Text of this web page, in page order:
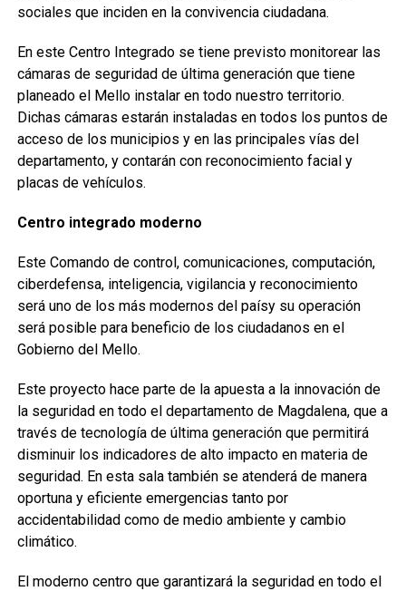
sociales que inciden en la convivencia ciudadana.
En este Centro Integrado se tiene previsto monitorear las
cámaras de seguridad de última generación que tiene
planeado el Mello instalar en todo nuestro territorio.
Dichas cámaras estarán instaladas en todos los puntos de
acceso de los municipios y en las principales vías del
departamento, y contarán con reconocimiento facial y
placas de vehículos.
Centro integrado moderno
Este Comando de control, comunicaciones, computación,
ciberdefensa, inteligencia, vigilancia y reconocimiento
será uno de los más modernos del paísy su operación
será posible para beneficio de los ciudadanos en el
Gobierno del Mello.
Este proyecto hace parte de la apuesta a la innovación de
la seguridad en todo el departamento de Magdalena, que a
través de tecnología de última generación que permitirá
disminuir los indicadores de alto impacto en materia de
seguridad. En esta sala también se atenderá de manera
oportuna y eficiente emergencias tanto por
accidentabilidad como de medio ambiente y cambio
climático.
El moderno centro que garantizará la seguridad en todo el